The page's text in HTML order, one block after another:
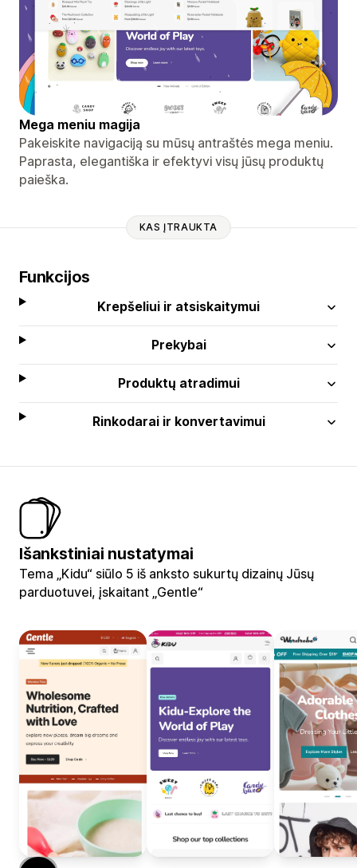
Mega meniu magija
Pakeiskite navigaciją su mūsų antraštės mega meniu.
Paprasta, elegantiška ir efektyvi visų jūsų produktų
paieška.
KAS ĮTRAUKTA
Funkcijos
Krepšeliui ir atsiskaitymui
Prekybai
Produktų atradimui
Rinkodarai ir konvertavimui
Išankstiniai nustatymai
Tema „Kidu“ siūlo 5 iš anksto sukurtų dizainų Jūsų
parduotuvei, įskaitant „Gentle“